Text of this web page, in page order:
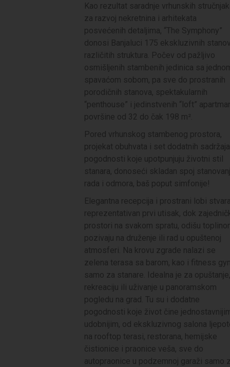
Kao rezultat saradnje vrhunskih
za razvoj nekretnina i arhitekata
posvećenih detaljima, “The Symphony”
donosi Banjaluci 175 ekskluzivnih
različitih struktura. Počev od pažljivo
osmišljenih stambenih jedinica sa
spavaćom sobom, pa sve do prostranih
porodičnih stanova, spektakularnih
“penthouse” i jedinstvenih “loft”
površine od 32 do čak 198 m².
Pored vrhunskog stambenog prostora,
projekat obuhvata i set dodatnih
pogodnosti koje upotpunjuju životni stil
stanara, donoseći skladan spoj
rada i odmora, baš poput simfonije!
Elegantna recepcija i prostrani lobi
reprezentativan prvi utisak, dok
prostori na svakom spratu, odišu
pozivaju na druženje ili rad u opuštenoj
atmosferi. Na krovu zgrade nalazi se
zelena terasa sa barom, kao i fitness
samo za stanare. Idealna je za opuštanje,
rekreaciju ili uživanje u panoramskom
pogledu na grad. Tu su i dodatne
pogodnosti koje život čine
udobnijim, od ekskluzivnog salona
na rooftop terasi, restorana, hemijske
čistionice i praonice veša, sve do
autopraonice u podzemnoj garaži samo